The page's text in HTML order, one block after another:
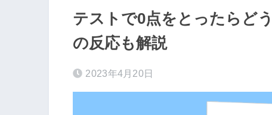
テストで0点をとったらど
の反応も解説
2023年4月20日